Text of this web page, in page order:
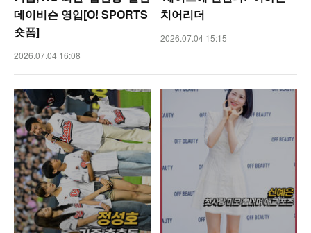
데이비슨 영입[O! SPORTS
숏폼]
2026.07.04 16:08
치어리더
2026.07.04 15:15